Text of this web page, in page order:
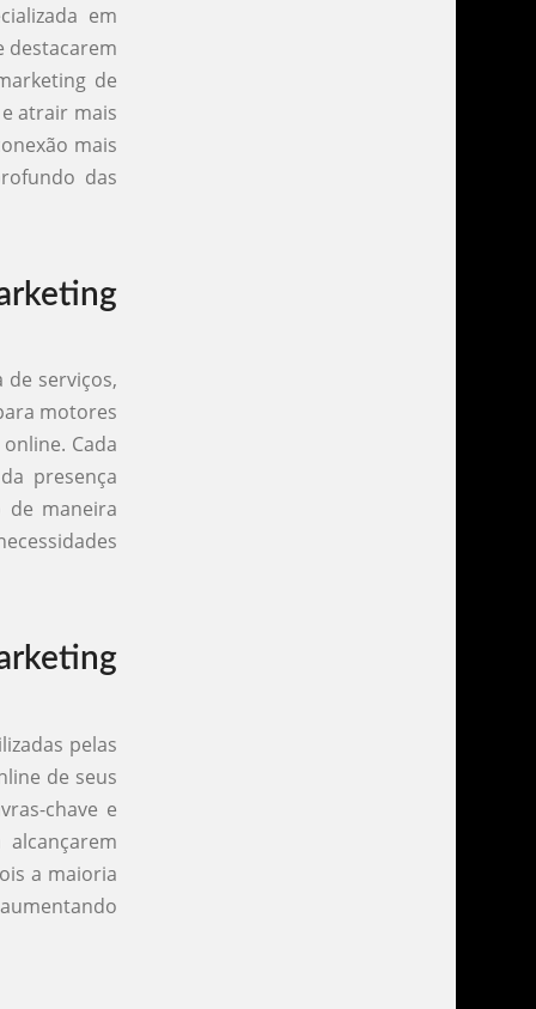
em
destacarem
de
atrair mais
mais
das
serviços,
motores
Cada
presença
de maneira
pelas
de seus
chave e
a maioria